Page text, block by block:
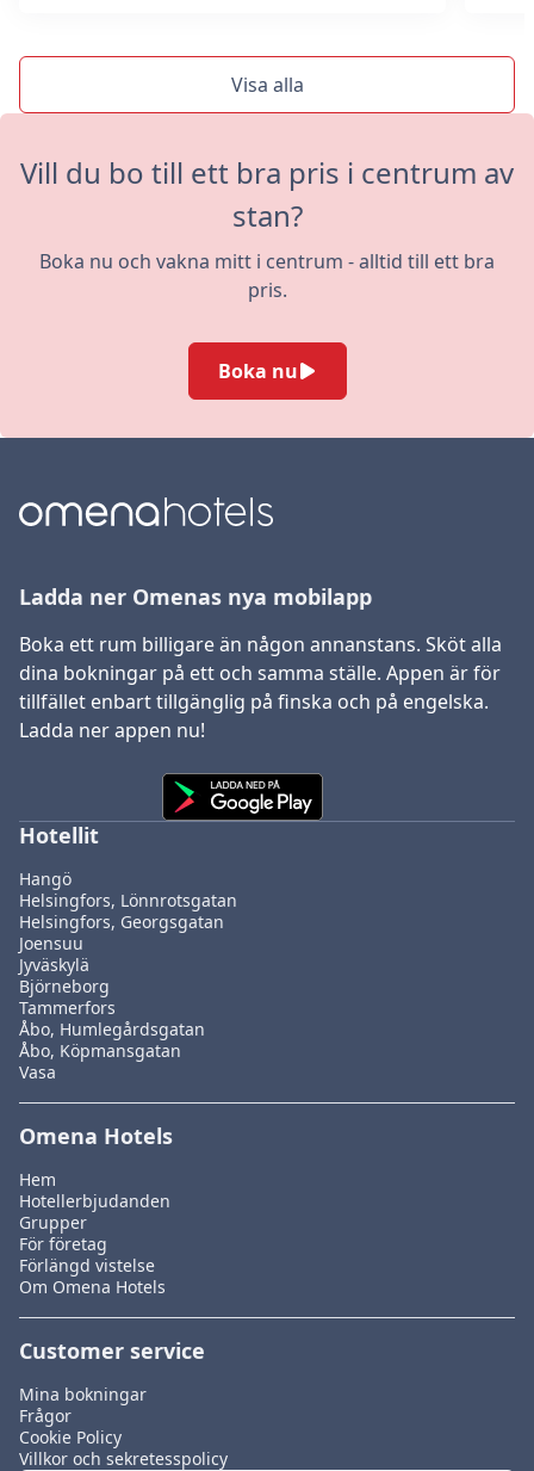
Visa alla
Vill du bo till ett bra pris i centrum av
stan?
Boka nu och vakna mitt i centrum - alltid till ett bra
pris.
Boka nu
Ladda ner Omenas nya mobilapp
Boka ett rum billigare än någon annanstans. Sköt alla
dina bokningar på ett och samma ställe. Appen är för
tillfället enbart tillgänglig på finska och på engelska.
Ladda ner appen nu!
Hotellit
Hangö
Helsingfors, Lönnrotsgatan
Helsingfors, Georgsgatan
Joensuu
Jyväskylä
Björneborg
Tammerfors
Åbo, Humlegårdsgatan
Åbo, Köpmansgatan
Vasa
Omena Hotels
Hem
Hotellerbjudanden
Grupper
För företag
Förlängd vistelse
Om Omena Hotels
Customer service
Mina bokningar
Frågor
Cookie Policy
Villkor och sekretesspolicy